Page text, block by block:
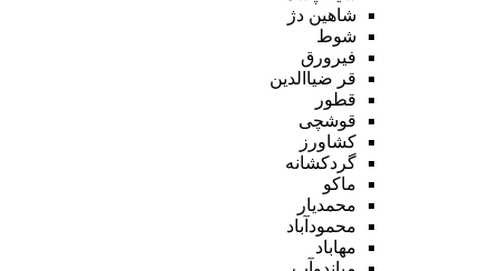
شاهین دژ
شوط
فیرورق
قر ضیاالدین
قطور
قوشچی
کشاورز
گردکشانه
ماکو
محمدیار
محمودآباد
مهاباد